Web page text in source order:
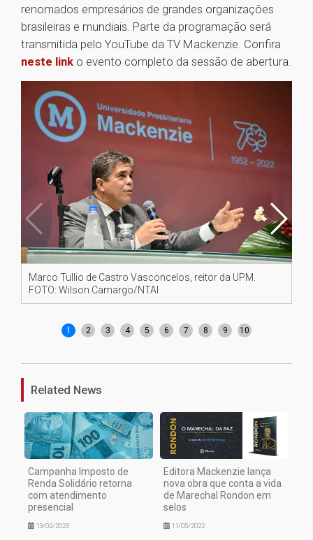
renomados empresários de grandes organizações
brasileiras e mundiais. Parte da programação será
transmitida pelo YouTube da TV Mackenzie. Confira
neste link o evento completo da sessão de abertura.
Marco Tullio de Castro Vasconcelos, reitor da UPM.
FOTO: Wilson Camargo/NTAI
1 2 3 4 5 6 7 8 9 10
Related News
Campanha Imposto de
Renda Solidário retorna
com atendimento
presencial
13/02/2023
Editora Mackenzie lança
nova obra que conta a vida
de Marechal Rondon em
selos
11/05/2022